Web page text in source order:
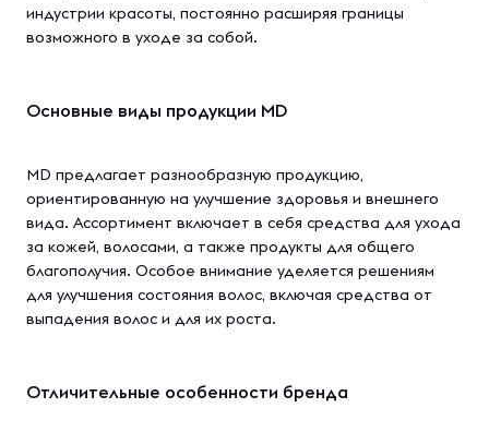
индустрии красоты, постоянно расширяя границы
возможного в уходе за собой.
Основные виды продукции MD
MD предлагает разнообразную продукцию,
ориентированную на улучшение здоровья и внешнего
вида. Ассортимент включает в себя средства для ухода
за кожей, волосами, а также продукты для общего
благополучия. Особое внимание уделяется решениям
для улучшения состояния волос, включая средства от
выпадения волос и для их роста.
Отличительные особенности бренда